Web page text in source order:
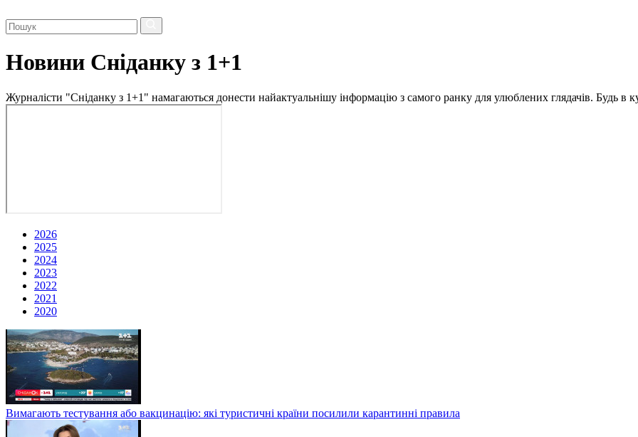
Новини Сніданку з 1+1
Журналісти "Сніданку з 1+1" намагаються донести найактуальнішу інформацію з самого ранку для улюблених глядачів. Будь в
2026
2025
2024
2023
2022
2021
2020
Вимагають тестування або вакцинацію: які туристичні країни посилили карантинні правила